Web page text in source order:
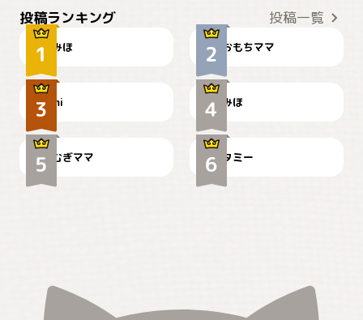
投稿ランキング 投稿一覧
みほ おもちママ
可愛い？
mi
見てるぞぉ
みほ
🌻とむぎ！
むぎママ
ドーベルマンのお友達邸に
て
タミー